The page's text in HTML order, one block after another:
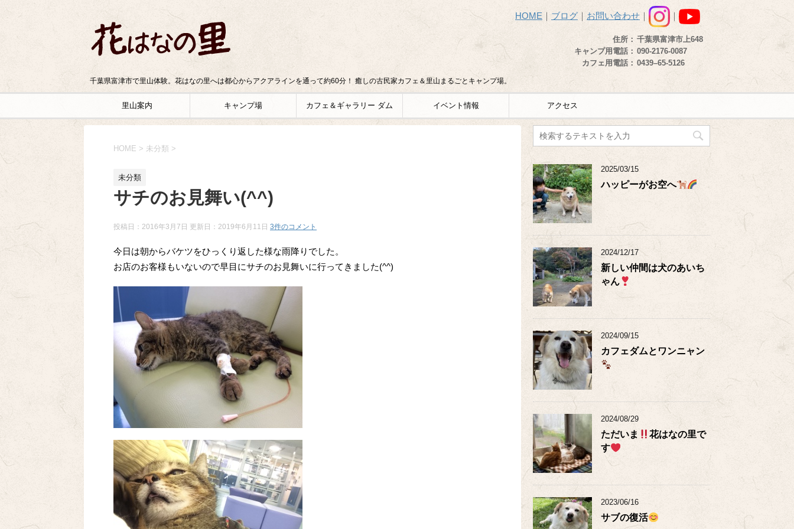
HOME ｜ ブログ ｜ お問い合わせ ｜ ｜
住所： 千葉県富津市上648
キャンプ用電話： 090-2176-0087
カフェ用電話： 0439–65-5126
千葉県富津市で里山体験。花はなの里へは都心からアクアラインを通って約60分！ 癒しの古民家カフェ＆里山まるごとキャンプ場。
里山案内 キャンプ場 カフェ＆ギャラリー ダム イベント情報 アクセス
HOME > 未分類 >
未分類
サチのお見舞い(^^)
投稿日：2016年3月7日 更新日： 2019年6月11日 3件のコメント
今日は朝からバケツをひっくり返した様な雨降りでした。
お店のお客様もいないので早目にサチのお見舞いに行ってきました(^^)
2025/03/15
ハッピーがお空へ
2024/12/17
新しい仲間は犬のあいち
ゃん
2024/09/15
カフェダムとワンニャン
2024/08/29
ただいま
花はなの里で
す
2023/06/16
サブの復活